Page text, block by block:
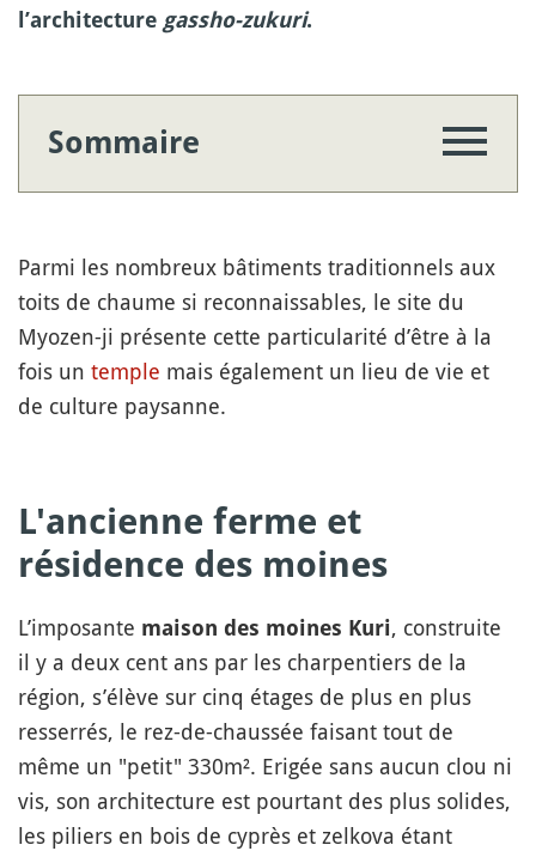
l’architecture gassho-zukuri.
Sommaire
Parmi les nombreux bâtiments traditionnels aux
toits de chaume si reconnaissables, le site du
Myozen-ji présente cette particularité d’être à la
fois un temple mais également un lieu de vie et
de culture paysanne.
L'ancienne ferme et
résidence des moines
L’imposante maison des moines Kuri, construite
il y a deux cent ans par les charpentiers de la
région, s’élève sur cinq étages de plus en plus
resserrés, le rez-de-chaussée faisant tout de
même un "petit" 330m². Erigée sans aucun clou ni
vis, son architecture est pourtant des plus solides,
les piliers en bois de cyprès et zelkova étant